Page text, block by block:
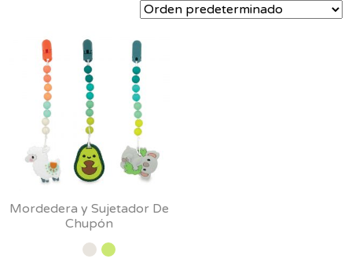
Mordedera y Sujetador De
Chupón